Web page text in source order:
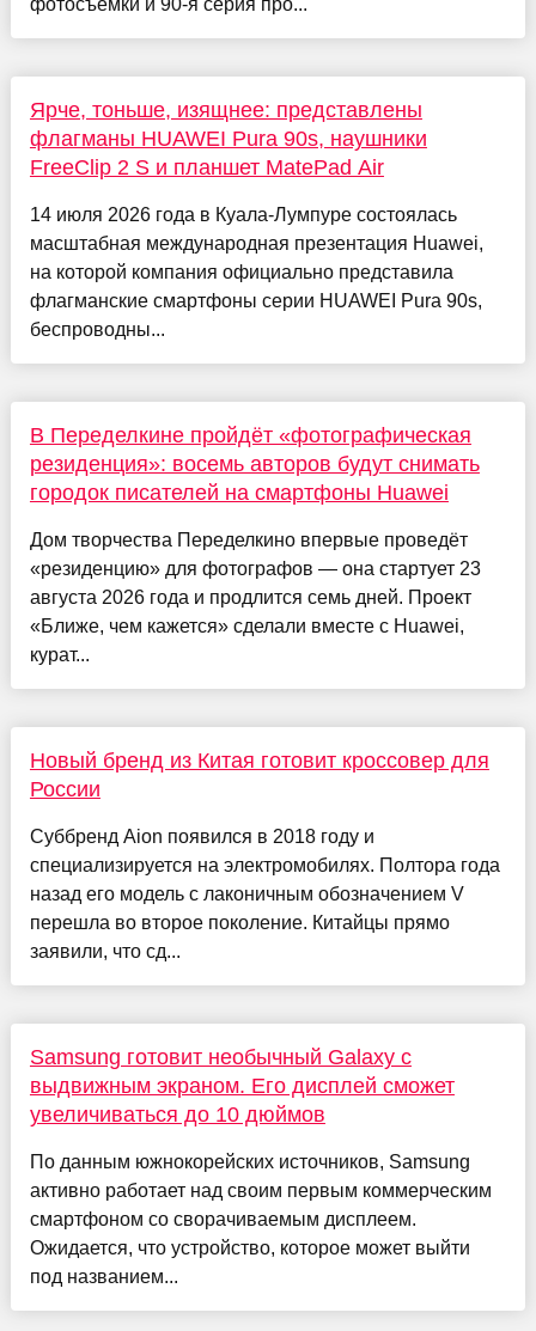
фотосъёмки и 90-я серия про...
Ярче, тоньше, изящнее: представлены
флагманы HUAWEI Pura 90s, наушники
FreeClip 2 S и планшет MatePad Air
14 июля 2026 года в Куала-Лумпуре состоялась
масштабная международная презентация Huawei,
на которой компания официально представила
флагманские смартфоны серии HUAWEI Pura 90s,
беспроводны...
В Переделкине пройдёт «фотографическая
резиденция»: восемь авторов будут снимать
городок писателей на смартфоны Huawei
Дом творчества Переделкино впервые проведёт
«резиденцию» для фотографов — она стартует 23
августа 2026 года и продлится семь дней. Проект
«Ближе, чем кажется» сделали вместе с Huawei,
курат...
Новый бренд из Китая готовит кроссовер для
России
Суббренд Aion появился в 2018 году и
специализируется на электромобилях. Полтора года
назад его модель с лаконичным обозначением V
перешла во второе поколение. Китайцы прямо
заявили, что сд...
Samsung готовит необычный Galaxy с
выдвижным экраном. Его дисплей сможет
увеличиваться до 10 дюймов
По данным южнокорейских источников, Samsung
активно работает над своим первым коммерческим
смартфоном со сворачиваемым дисплеем.
Ожидается, что устройство, которое может выйти
под названием...